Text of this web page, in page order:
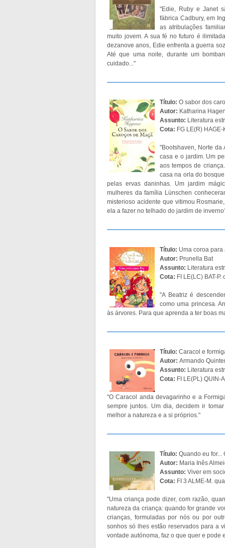
"Edie, Ruby e Janet
fábrica Cadbury, em
as atribulações
muito jovem. A sua fé no futuro é
dezanove anos, Edie enfrenta a guerra
Até que uma noite, durante um
cuidado..."
Título: O sabor dos
Autor: Katharina
Assunto: Literatura
Cota: FG LE(R) HAGE-
"Bootshaven, Norte
casa e o jardim. Um
aos tempos de
casa na orla do
pelas ervas daninhas. Um jardim
mulheres da família Lünschen
misterioso acidente que vitimou
ela a fazer no telhado do jardim de
Título: Uma coroa para
Autor: Prunella Bat
Assunto: Literatura
Cota: FI LE(LC) BAT-P.
"A Beatriz é
como uma princesa.
às árvores. Para que aprenda a ter boas
Título: Caracol e
Autor: Armando
Assunto: Literatura
Cota: FI LE(PL) QUIN-
"O Caracol anda devagarinho e a
sempre juntos. Um dia, decidem ir
melhor a natureza e a si próprios."
Título: Quando eu for...
Autor: Maria Inês
Assunto: Viver em
Cota: FI 3 ALME-M. qua
"Uma criança pode dizer, com razão,
natureza da criança: quando for grande
crianças, formuladas por nós ou por
sonhos só lhes estão reservados para a
vontade autónoma, faz o que quer e pode